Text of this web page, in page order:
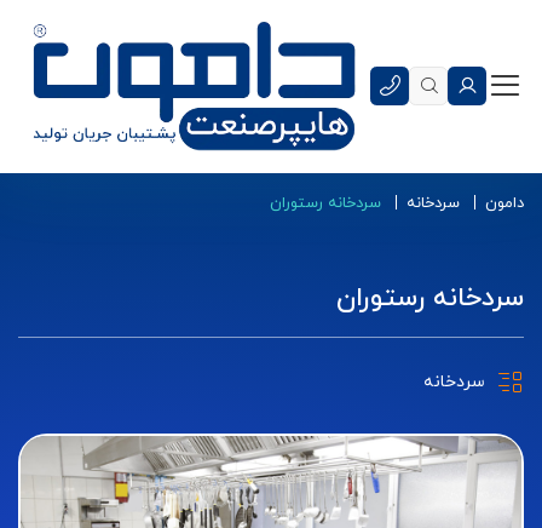
دامون سردخانه سردخانه رستوران
سردخانه رستوران
سردخانه